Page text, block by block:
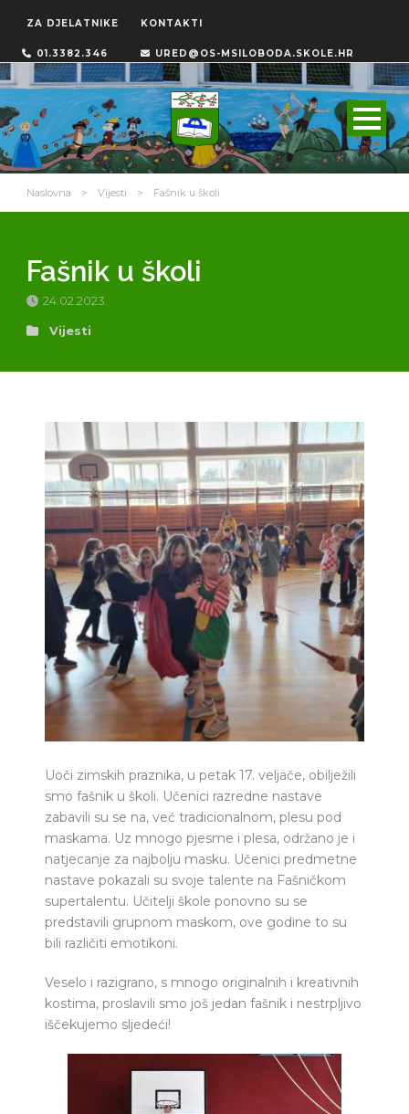
ZA DJELATNIKE KONTAKTI
01.3382.346 URED@OS-MSILOBODA.SKOLE.HR
Naslovna > Vijesti > Fašnik u školi
Fašnik u školi
24.02.2023.
Vijesti
Uoči zimskih praznika, u petak 17. veljače, obilježili
smo fašnik u školi. Učenici razredne nastave
zabavili su se na, već tradicionalnom, plesu pod
maskama. Uz mnogo pjesme i plesa, održano je i
natjecanje za najbolju masku. Učenici predmetne
nastave pokazali su svoje talente na Fašničkom
supertalentu. Učitelji škole ponovno su se
predstavili grupnom maskom, ove godine to su
bili različiti emotikoni.
Veselo i razigrano, s mnogo originalnih i kreativnih
kostima, proslavili smo još jedan fašnik i nestrpljivo
iščekujemo sljedeći!